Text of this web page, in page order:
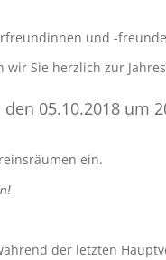
und -
wir Sie herzlich zur
den 05.10.2018 um
ein.
der letzten